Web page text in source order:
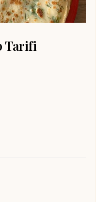
Tarifi